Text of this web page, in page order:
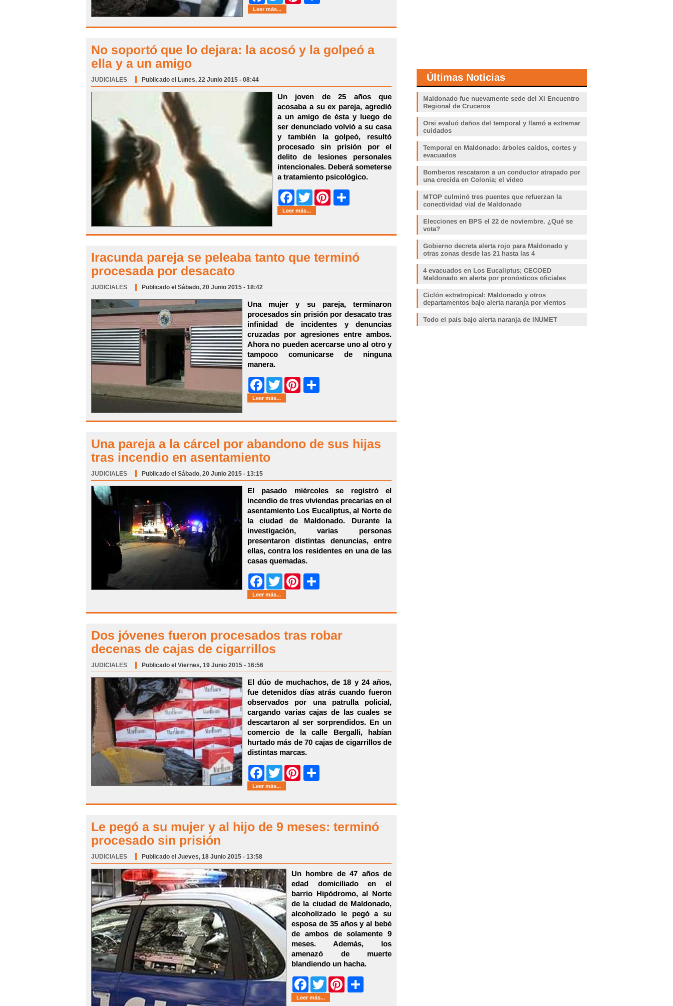
Leer más...
No soportó que lo dejara: la acosó y la golpeó a
ella y a un amigo
JUDICIALES Publicado el Lunes, 22 Junio 2015 - 08:44
Un joven de 25 años que
acosaba a su ex pareja, agredió
a un amigo de ésta y luego de
ser denunciado volvió a su casa
y también la golpeó, resultó
procesado sin prisión por el
delito de lesiones personales
intencionales. Deberá someterse
a tratamiento psicológico.
FacebookTwitter Pinterest
Leer más...
Iracunda pareja se peleaba tanto que terminó
procesada por desacato
JUDICIALES Publicado el Sábado, 20 Junio 2015 - 18:42
Una mujer y su pareja, terminaron
procesados sin prisión por desacato tras
infinidad de incidentes y denuncias
cruzadas por agresiones entre ambos.
Ahora no pueden acercarse uno al otro y
tampoco comunicarse de ninguna
manera.
FacebookTwitter Pinterest
Leer más...
Una pareja a la cárcel por abandono de sus hijas
tras incendio en asentamiento
JUDICIALES Publicado el Sábado, 20 Junio 2015 - 13:15
El pasado miércoles se registró el
incendio de tres viviendas precarias en el
asentamiento Los Eucaliptus, al Norte de
la ciudad de Maldonado. Durante la
investigación, varias personas
presentaron distintas denuncias, entre
ellas, contra los residentes en una de las
casas quemadas.
FacebookTwitter Pinterest
Leer más...
Dos jóvenes fueron procesados tras robar
decenas de cajas de cigarrillos
JUDICIALES Publicado el Viernes, 19 Junio 2015 - 16:56
El dúo de muchachos, de 18 y 24 años,
fue detenidos días atrás cuando fueron
observados por una patrulla policial,
cargando varias cajas de las cuales se
descartaron al ser sorprendidos. En un
comercio de la calle Bergalli, habían
hurtado más de 70 cajas de cigarrillos de
distintas marcas.
FacebookTwitter Pinterest
Leer más...
Le pegó a su mujer y al hijo de 9 meses: terminó
procesado sin prisión
JUDICIALES Publicado el Jueves, 18 Junio 2015 - 13:58
Un hombre de 47 años de
edad domiciliado en el
barrio Hipódromo, al Norte
de la ciudad de Maldonado,
alcoholizado le pegó a su
esposa de 35 años y al bebé
de ambos de solamente 9
meses. Además, los
amenazó de muerte
blandiendo un hacha.
FacebookTwitter Pinterest
Leer más...
Últimas Noticias
Maldonado fue nuevamente sede del XI Encuentro
Regional de Cruceros
Orsi evaluó daños del temporal y llamó a extremar
cuidados
Temporal en Maldonado: árboles caídos, cortes y
evacuados
Bomberos rescataron a un conductor atrapado por
una crecida en Colonia; el video
MTOP culminó tres puentes que refuerzan la
conectividad vial de Maldonado
Elecciones en BPS el 22 de noviembre. ¿Qué se
vota?
Gobierno decreta alerta rojo para Maldonado y
otras zonas desde las 21 hasta las 4
4 evacuados en Los Eucaliptus; CECOED
Maldonado en alerta por pronósticos oficiales
Ciclón extratropical: Maldonado y otros
departamentos bajo alerta naranja por vientos
Todo el país bajo alerta naranja de INUMET